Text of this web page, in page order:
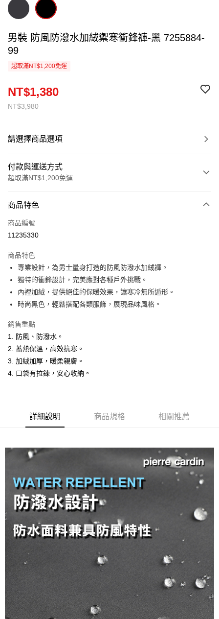
男裝 防風防潑水加絨禦寒衝鋒褲-黑 7255884-
99
超取滿NT$1,200免運
NT$3,980
NT$1,380
請選擇商品選項
付款與運送方式
超取滿NT$1,200免運
信用卡一次付款
超商取貨付款
Apple Pay
悠遊付
Google Pay
ATM付款
全家取貨付款
每筆NT$60，滿NT$1,200(含以上)免運費
萊爾富取貨付款
付款後萊爾富取貨
7-11取貨付款
每筆NT$60，滿NT$1,200(含以上)免運費
每筆NT$60，滿NT$1,200(含以上)免運費
每筆NT$80，滿NT$1,200(含以上)免運費
宅配(離島)
每筆NT$80，滿NT$1,200(含以上)免運費
商品特色
商品編號
11235330
商品特色
專業設計，為男士量身打造的防風防潑水加絨褲。
獨特的衝鋒設計，完美應對各種戶外挑戰。
內裡加絨，提供絕佳的保暖效果，讓寒冷無所遁形。
時尚黑色，輕鬆搭配各類服飾，展現品味風格。
銷售重點
1. 防風、防潑水。
2. 蓄熱保溫，高效抗寒。
3. 加絨加厚，暖柔親膚。
4. 口袋有拉鍊，安心收納。
詳細說明 商品規格 相關推薦